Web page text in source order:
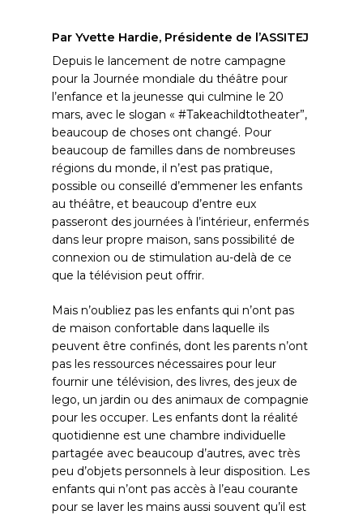
Par Yvette Hardie, Présidente de l’ASSITEJ
Depuis le lancement de notre campagne
pour la Journée mondiale du théâtre pour
l’enfance et la jeunesse qui culmine le 20
mars, avec le slogan « #Takeachildtotheater”,
beaucoup de choses ont changé. Pour
beaucoup de familles dans de nombreuses
régions du monde, il n’est pas pratique,
possible ou conseillé d’emmener les enfants
au théâtre, et beaucoup d’entre eux
passeront des journées à l’intérieur, enfermés
dans leur propre maison, sans possibilité de
connexion ou de stimulation au-delà de ce
que la télévision peut offrir.
Mais n’oubliez pas les enfants qui n’ont pas
de maison confortable dans laquelle ils
peuvent être confinés, dont les parents n’ont
pas les ressources nécessaires pour leur
fournir une télévision, des livres, des jeux de
lego, un jardin ou des animaux de compagnie
pour les occuper. Les enfants dont la réalité
quotidienne est une chambre individuelle
partagée avec beaucoup d’autres, avec très
peu d’objets personnels à leur disposition. Les
enfants qui n’ont pas accès à l’eau courante
pour se laver les mains aussi souvent qu’il est